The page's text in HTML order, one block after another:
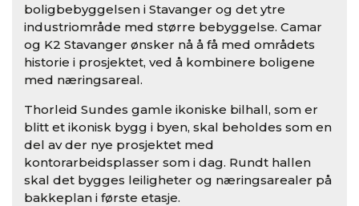
boligbebyggelsen i Stavanger og det ytre
industriområde med større bebyggelse. Camar
og K2 Stavanger ønsker nå å få med områdets
historie i prosjektet, ved å kombinere boligene
med næringsareal.
Thorleid Sundes gamle ikoniske bilhall, som er
blitt et ikonisk bygg i byen, skal beholdes som en
del av der nye prosjektet med
kontorarbeidsplasser som i dag. Rundt hallen
skal det bygges leiligheter og næringsarealer på
bakkeplan i første etasje.